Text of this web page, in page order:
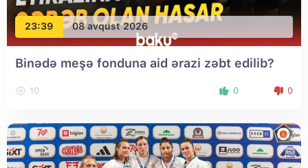
23:39 08 avqust 2026
Binədə meşə fonduna aid ərazi zəbt edilib?
10 0 0